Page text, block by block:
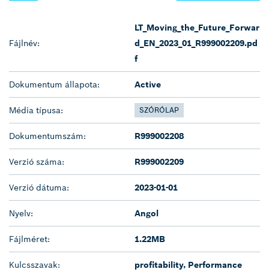
Fájlnév:
LT_Moving_the_Future_Forwar
d_EN_2023_01_R999002209.pd
f
Dokumentum állapota: Active
Média típusa: SZÓRÓLAP
Dokumentumszám: R999002208
Verzió száma: R999002209
Verzió dátuma: 2023-01-01
Nyelv: Angol
Fájlméret: 1.22MB
Kulcsszavak: profitability, Performance